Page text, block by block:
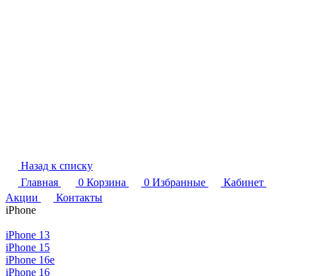
Назад к списку
Главная
0 Корзина 0 Избранные
Кабинет
Акции
Контакты
iPhone
iPhone 13
iPhone 15
iPhone 16e
iPhone 16